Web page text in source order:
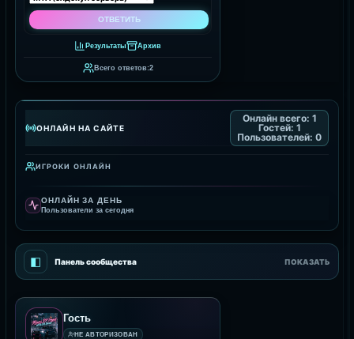
Результаты Архив
Всего ответов:2
ОНЛАЙН НА САЙТЕ
Онлайн всего: 1
Гостей: 1
Пользователей: 0
ИГРОКИ ОНЛАЙН
ОНЛАЙН ЗА ДЕНЬ
Пользователи за сегодня
◧ Панель сообщества ПОКАЗАТЬ
Гость
НЕ АВТОРИЗОВАН